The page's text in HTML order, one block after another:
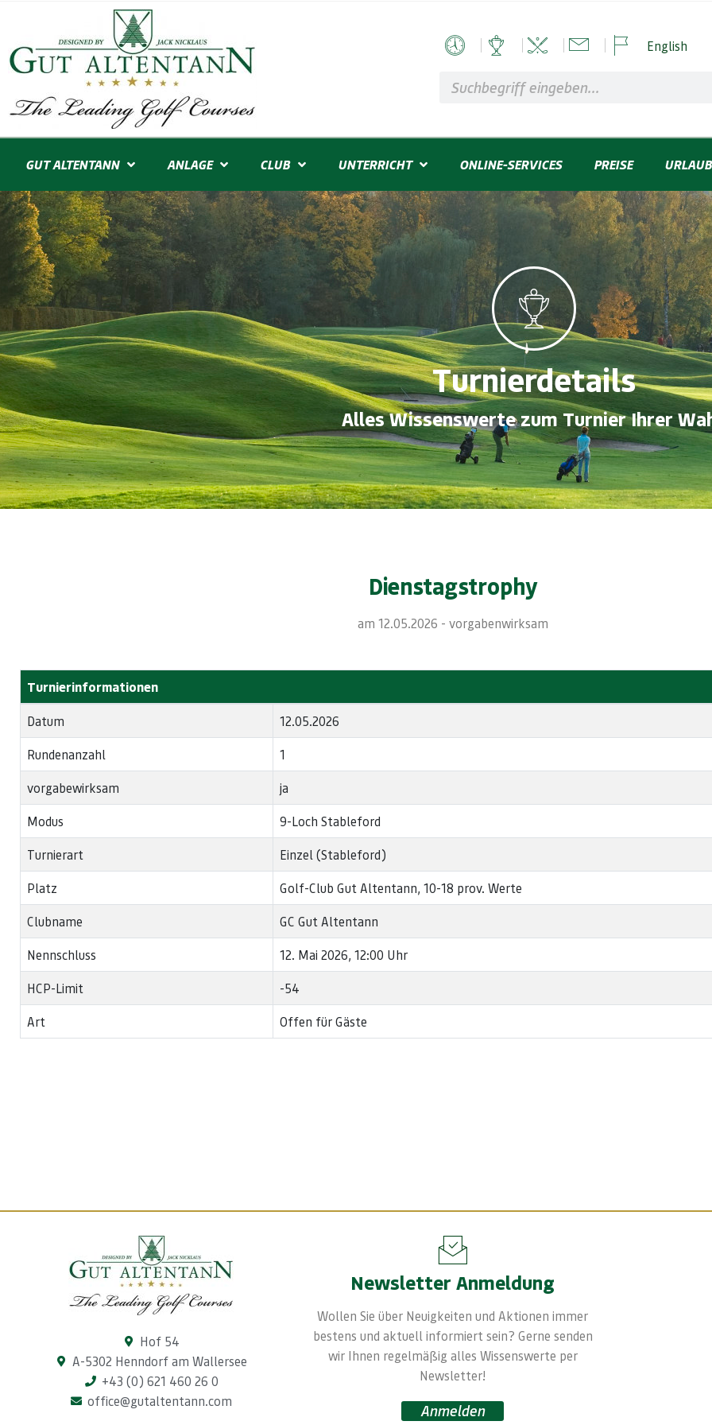
English
GUT ALTENTANN ANLAGE CLUB UNTERRICHT ONLINE-SERVICES PREISE URLAUB
Turnierdetails
Alles Wissenswerte zum Turnier Ihrer
Dienstagstrophy
am 12.05.2026 - vorgabenwirksam
Turnierinformationen
Datum
12.05.2026
Rundenanzahl
1
vorgabewirksam
ja
Modus
9-Loch Stableford
Turnierart
Einzel (Stableford)
Platz
Golf-Club Gut Altentann, 10-18 prov. Werte
Clubname
GC Gut Altentann
Nennschluss
12. Mai 2026, 12:00 Uhr
HCP-Limit
-54
Art
Offen für Gäste
Hof 54
A-5302 Henndorf am Wallersee
+43 (0) 621 460 26 0
office@gutaltentann.com
Newsletter Anmeldung
Wollen Sie über Neuigkeiten und Aktionen immer
bestens und aktuell informiert sein? Gerne senden
wir Ihnen regelmäßig alles Wissenswerte per
Newsletter!
Anmelden